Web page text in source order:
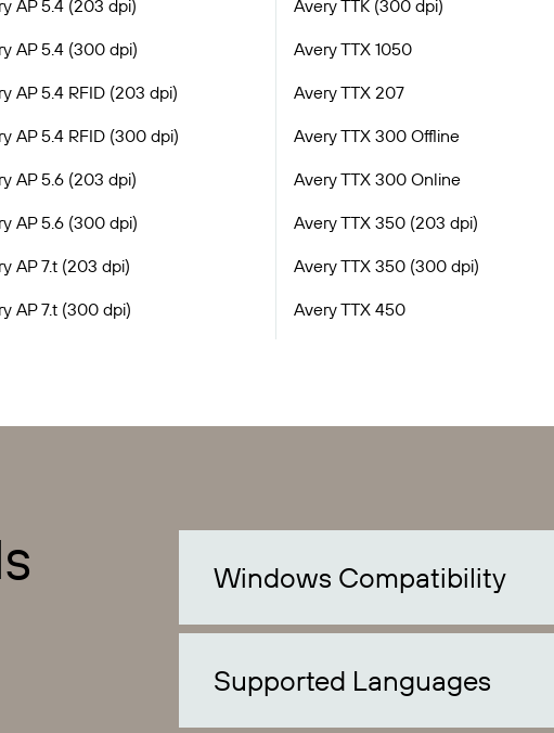
AP 5.4 (203 dpi)
AP 5.4 (300 dpi)
AP 5.4 RFID (203 dpi)
AP 5.4 RFID (300 dpi)
AP 5.6 (203 dpi)
AP 5.6 (300 dpi)
AP 7.t (203 dpi)
AP 7.t (300 dpi)
Avery TTK (300 dpi)
Avery TTX 1050
Avery TTX 207
Avery TTX 300 Offline
Avery TTX 300 Online
Avery TTX 350 (203 dpi)
Avery TTX 350 (300 dpi)
Avery TTX 450
Windows Compatibility
Supported Languages